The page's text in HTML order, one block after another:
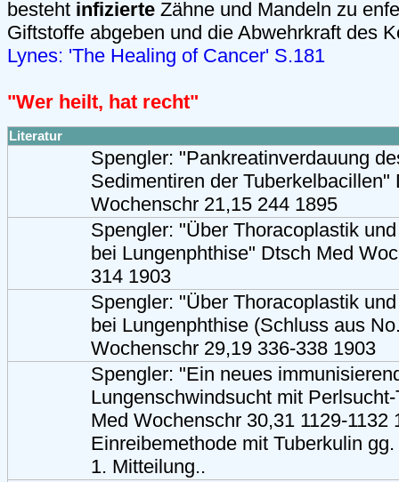
besteht infizierte Zähne und Mandeln zu
Giftstoffe abgeben und die Abwehrkraft des
Lynes: 'The Healing of Cancer' S.181
"Wer heilt, hat recht"
Literatur
Spengler: "Pankreatinverdauung
Sedimentiren der Tuberkelbacillen"
Wochenschr 21,15 244 1895
Spengler: "Über Thoracoplastik
bei Lungenphthise" Dtsch Med
314 1903
Spengler: "Über Thoracoplastik
bei Lungenphthise (Schluss aus
Wochenschr 29,19 336-338 1903
Spengler: "Ein neues
Lungenschwindsucht mit
Med Wochenschr 30,31 1129-1132
Einreibemethode mit Tuberkulin
1. Mitteilung..